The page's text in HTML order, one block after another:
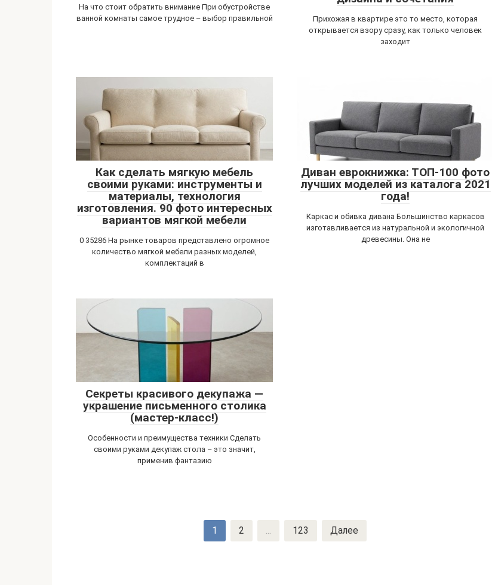
На что стоит обратить внимание При обустройстве
ванной комнаты самое трудное – выбор правильной
Прихожая в квартире это то место, которая
открывается взору сразу, как только человек
заходит
Как сделать мягкую мебель
своими руками: инструменты и
материалы, технология
изготовления. 90 фото интересных
вариантов мягкой мебели
0 35286 На рынке товаров представлено огромное
количество мягкой мебели разных моделей,
комплектаций в
Диван еврокнижка: ТОП-100 фото
лучших моделей из каталога 2021
года!
Каркас и обивка дивана Большинство каркасов
изготавливается из натуральной и экологичной
древесины. Она не
Секреты красивого декупажа —
украшение письменного столика
(мастер-класс!)
Особенности и преимущества техники Сделать
своими руками декупаж стола – это значит,
применив фантазию
1 2 ... 123 Далее